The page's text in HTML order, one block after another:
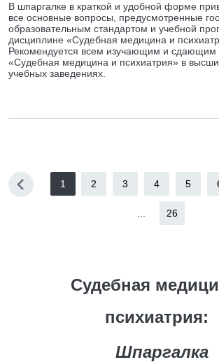
В шпаргалке в краткой и удобной форме
все основные вопросы, предусмотренные
образовательным стандартом и учебной
дисциплине «Судебная медицина и
Рекомендуется всем изучающим и сдающим
«Судебная медицина и психиатрия» в
учебных заведениях.
1 2 3 4 5
26
Судебная
психиатрия:
Шпаргалка